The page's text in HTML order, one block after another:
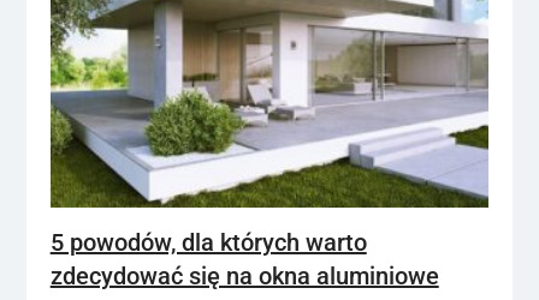
5 powodów, dla których warto
zdecydować się na okna aluminiowe